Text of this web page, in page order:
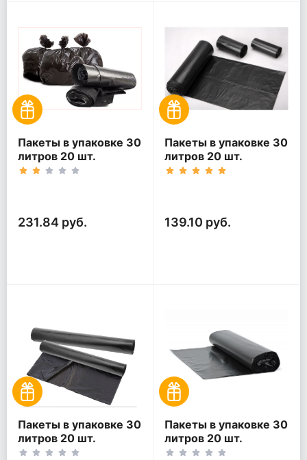
Пакеты в упаковке 30
литров 20 шт.
(20шт*5рул)
231.84 руб.
Пакеты в упаковке 30
литров 20 шт.
(20шт*3рул)
139.10 руб.
Пакеты в упаковке 30
литров 20 шт.
(20шт*2рул)
Пакеты в упаковке 30
литров 20 шт.
(20шт*1рул)